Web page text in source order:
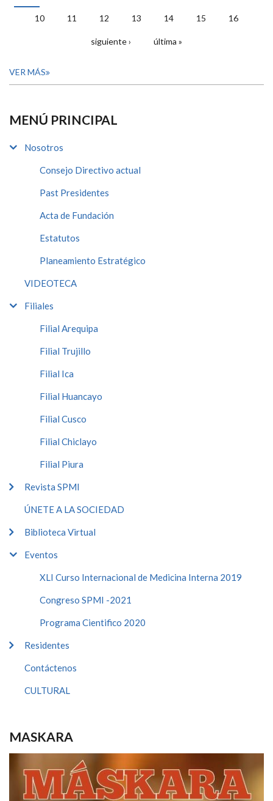
PÁGINAS
10 11 12 13 14 15 16
siguiente › última »
VER MÁS
MENÚ PRINCIPAL
Nosotros
Consejo Directivo actual
Past Presidentes
Acta de Fundación
Estatutos
Planeamiento Estratégico
VIDEOTECA
Filiales
Filial Arequipa
Filial Trujillo
Filial Ica
Filial Huancayo
Filial Cusco
Filial Chiclayo
Filial Piura
Revista SPMI
ÚNETE A LA SOCIEDAD
Biblioteca Virtual
Eventos
XLI Curso Internacional de Medicina Interna 2019
Congreso SPMI -2021
Programa Cientifico 2020
Residentes
Contáctenos
CULTURAL
MASKARA